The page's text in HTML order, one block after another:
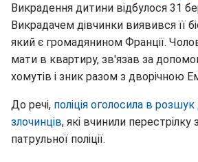
Викрадення дитини відбулося 31
Викрадачем дівчинки виявився її
який є громадянином Франції.
мати в квартиру, зв'язав за
хомутів і зник разом з дворічною
До речі, поліція оголосила в
злочинців, які вчинили перестрілку
патрульної поліції.